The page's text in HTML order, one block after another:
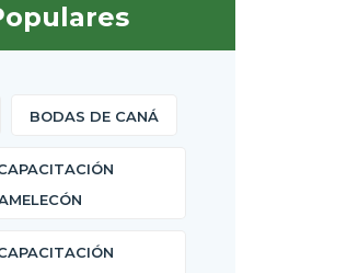
BODAS DE CANÁ